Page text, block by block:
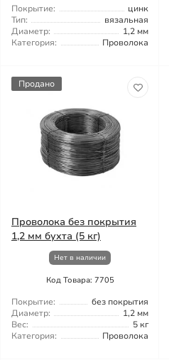
Покрытие:
цинк
Тип:
вязальная
Диаметр:
1,2 мм
Категория:
Проволока
Продано
Проволока без покрытия
1,2 мм бухта (5 кг)
Нет в наличии
Код Товара: 7705
Покрытие:
без покрытия
Диаметр:
1,2 мм
Вес:
5 кг
Категория:
Проволока